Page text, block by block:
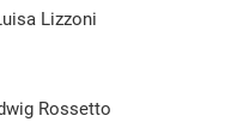
Lizzoni
Rossetto